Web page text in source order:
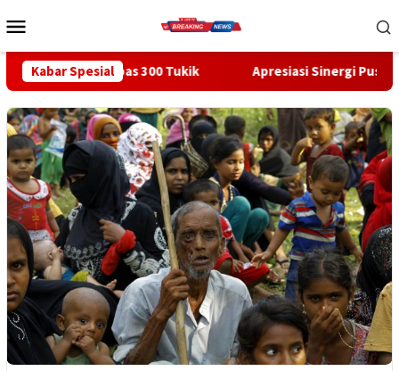
ke
Mobile
Kabar Spesial
300 Tukik Apresiasi Sinergi Pusat-Daerah, Bupati